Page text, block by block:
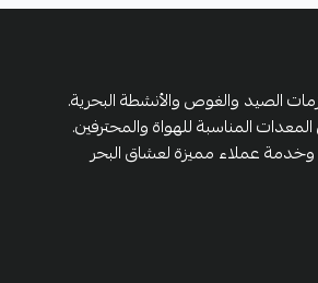
الصيد والغوص والأنشطة البحرية.
المناسبة للهواة والمحترفين.
وخدمة عملاء مميزة لعشاق البحر